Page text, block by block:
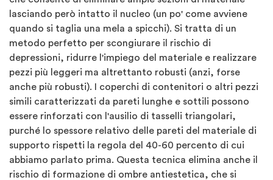
lasciando però intatto il nucleo (un po' come avviene
quando si taglia una mela a spicchi). Si tratta di un
metodo perfetto per scongiurare il rischio di
depressioni, ridurre l'impiego del materiale e realizzare
pezzi più leggeri ma altrettanto robusti (anzi, forse
anche più robusti). I coperchi di contenitori o altri pezzi
simili caratterizzati da pareti lunghe e sottili possono
essere rinforzati con l'ausilio di tasselli triangolari,
purché lo spessore relativo delle pareti del materiale di
supporto rispetti la regola del 40-60 percento di cui
abbiamo parlato prima. Questa tecnica elimina anche il
rischio di formazione di ombre antiestetica, che si